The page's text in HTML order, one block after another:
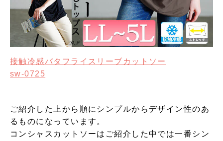
接触冷感バタフライスリーブカットソー
sw-0725
ご紹介した上から順にシンプルからデザイン性のあ
るものになっています。
コンシャスカットソーはご紹介した中では一番シン